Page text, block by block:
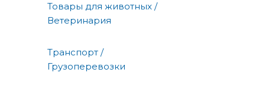
Товары для животных /
Ветеринария
Транспорт /
Грузоперевозки